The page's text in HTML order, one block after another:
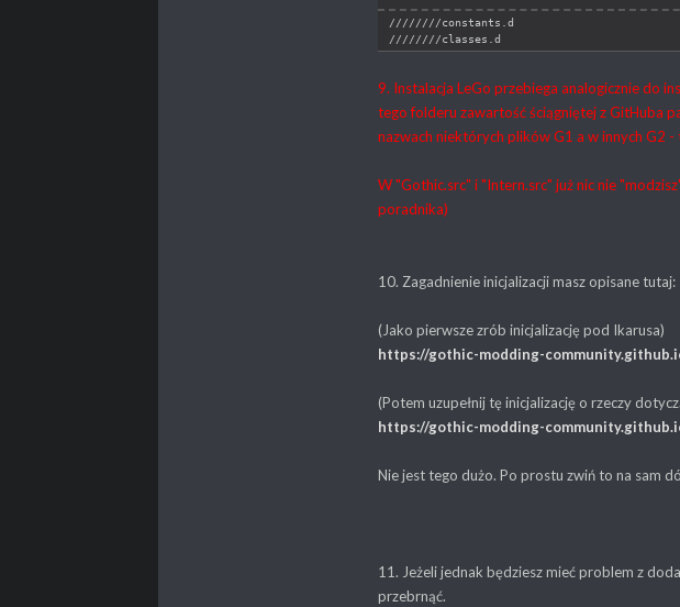
////////constants.d
////////classes.d
9. Instalacja LeGo przebiega analogicznie do
tego folderu zawartość ściągniętej z GitHuba
nazwach niektórych plików G1 a w innych G2 -
W "Gothic.src" i "Intern.src" już nic nie
poradnika)
10. Zagadnienie inicjalizacji masz opisane tutaj:
(Jako pierwsze zrób inicjalizację pod Ikarusa)
https://gothic-modding-
(Potem uzupełnij tę inicjalizację o rzeczy
https://gothic-modding-
Nie jest tego dużo. Po prostu zwiń to na sam
11. Jeżeli jednak będziesz mieć problem z
przebrnąć.